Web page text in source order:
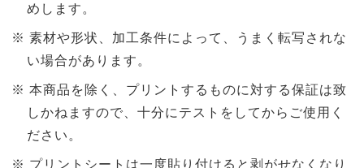
めします。
素材や形状、加工条件によって、うまく転写されな
い場合があります。
本商品を除く、プリントするものに対する保証は致
しかねますので、十分にテストをしてからご使用く
ださい。
プリントシートは一度貼り付けると剥がせなくなり